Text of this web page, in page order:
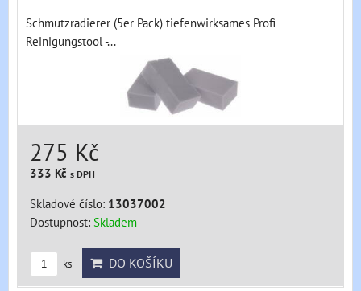
Schmutzradierer (5er Pack) tiefenwirksames Profi
Reinigungstool -...
275 Kč
333 Kč s DPH
Skladové číslo: 13037002
Dostupnost: Skladem
ks DO KOŠÍKU